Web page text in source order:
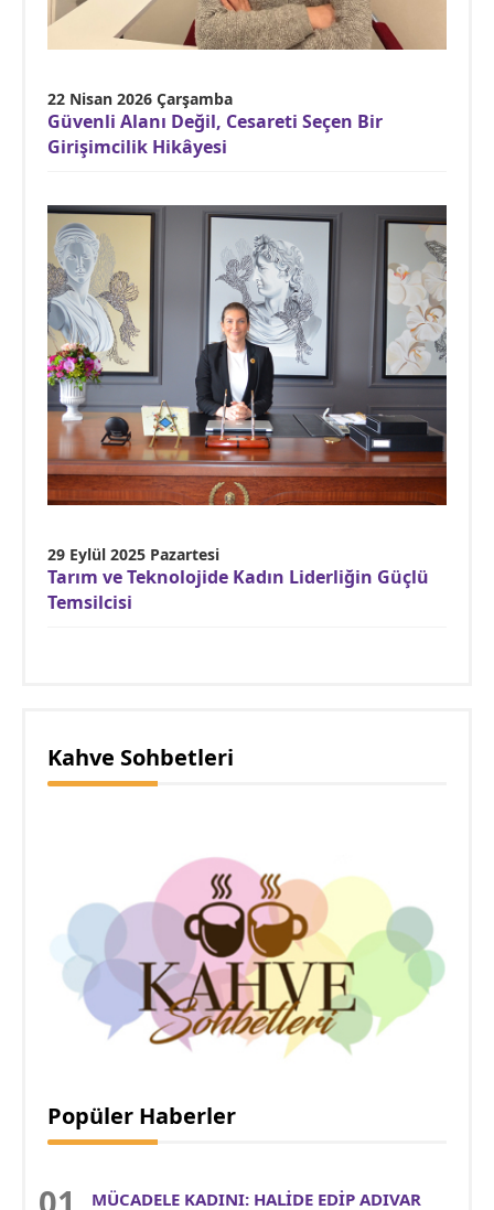
22 Nisan 2026 Çarşamba
Güvenli Alanı Değil, Cesareti Seçen Bir
Girişimcilik Hikâyesi
29 Eylül 2025 Pazartesi
Tarım ve Teknolojide Kadın Liderliğin Güçlü
Temsilcisi
Kahve Sohbetleri
Popüler Haberler
MÜCADELE KADINI: HALİDE EDİP ADIVAR